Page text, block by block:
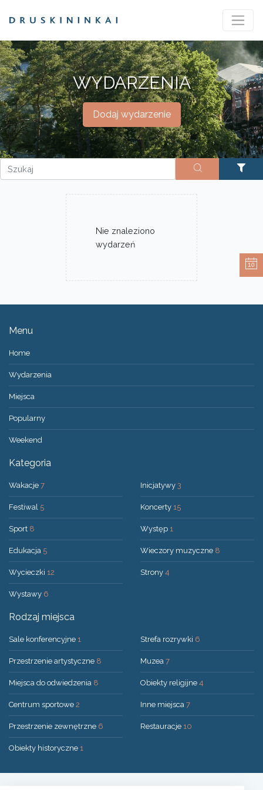
WYDARZENIA
Dodaj wydarzenie
Nie znaleziono
wydarzeń
Menu
Home
Wydarzenia
Miejsca
Popularny
Weekend
Kategoria
Wakacje 7
Festiwal 5
Sport 8
Edukacja 5
Wycieczki 12
Wystawy 6
Inicjatywy 3
Koncerty 15
Występ 1
Wieczory muzyczne 8
Strony 4
Rodzaj miejsca
Sale konferencyjne 1
Przestrzenie artystyczne 8
Miejsca do odwiedzenia 8
Centrum sportowe 2
Przestrzenie zewnętrzne 6
Obiekty historyczne 1
Strefa rozrywki 6
Muzea 7
Obiekty religijne 4
Inne miejsca 7
Restauracje 10
10